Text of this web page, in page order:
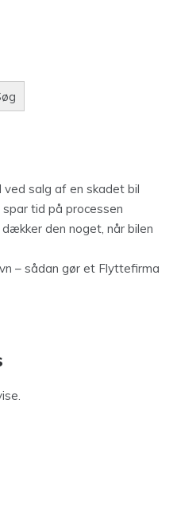
ved salg af en skadet bil
tid på processen
den noget, når bilen
– sådan gør et Flyttefirma